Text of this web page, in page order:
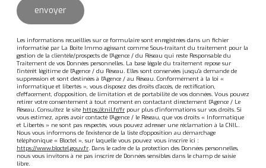
envoyer
Les informations recueillies sur ce formulaire sont enregistrées dans un fichier
informatisé par La Boite Immo agissant comme Sous-traitant du traitement pour la
gestion de la clientèle/prospects de l'Agence / du Réseau qui reste Responsable du
Traitement de vos Données personnelles. La base légale du traitement repose sur
l'intérêt légitime de l'Agence / du Réseau. Elles sont conservées jusqu'à demande de
suppression et sont destinées à l'Agence / au Réseau. Conformément à la loi «
informatique et libertés », vous disposez des droits d’accès, de rectification,
d’effacement, d’opposition, de limitation et de portabilité de vos données. Vous pouvez
retirer votre consentement à tout moment en contactant directement l’Agence / Le
Réseau. Consultez le site https://cnil.fr/frpour plus d’informations sur vos droits. Si
vous estimez, après avoir contacté l'Agence / le Réseau, que vos droits « Informatique
et Libertés » ne sont pas respectés, vous pouvez adresser une réclamation à la CNIL.
Nous vous informons de l’existence de la liste d'opposition au démarchage
téléphonique « Bloctel », sur laquelle vous pouvez vous inscrire ici :
https://www.bloctel.gouv.fr. Dans le cadre de la protection des Données personnelles,
nous vous invitons à ne pas inscrire de Données sensibles dans le champ de saisie
libre.